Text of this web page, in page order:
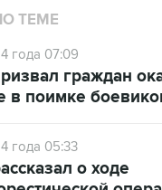
года 07:09
в поимке боевиков
года 05:33